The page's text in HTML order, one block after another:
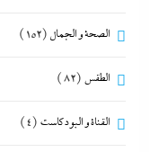
الصحة و الجمال (152)
الطقس (82)
القناة و البودكاست (4)